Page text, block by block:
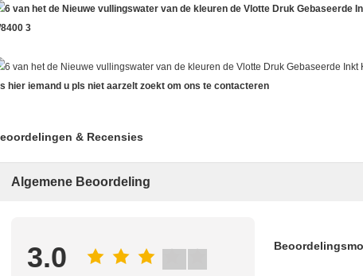
hier iemand u pls niet aarzelt zoekt om ons te contacteren
& Recensies
Algemene Beoordeling
3.0